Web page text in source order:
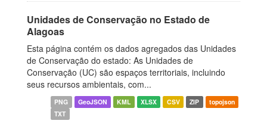
Unidades de Conservação no Estado de
Alagoas
Esta página contém os dados agregados das Unidades
de Conservação do estado: As Unidades de
Conservação (UC) são espaços territoriais, incluindo
seus recursos ambientais, com...
PNG GeoJSON KML XLSX CSV ZIP
topojson
TXT